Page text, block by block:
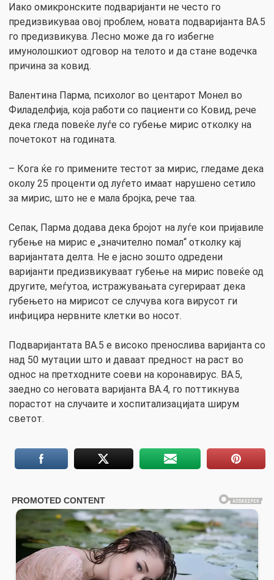
Иако омикронските подваријанти не често го
предизвикуваа овој проблем, новата подваријанта BA.5
го предизвикува. Лесно може да го избегне
имунолошкиот одговор на телото и да стане водечка
причина за ковид.
Валентина Парма, психолог во центарот Монел во
Филаделфија, која работи со пациенти со Ковид, рече
дека гледа повеќе луѓе со губење мирис отколку на
почетокот на годината.
– Кога ќе го примените тестот за мирис, гледаме дека
околу 25 проценти од луѓето имаат нарушено сетило
за мирис, што не е мала бројка, рече таа.
Сепак, Парма додава дека бројот на луѓе кои пријавиле
губење на мирис е „значително помал“ отколку кај
варијантата делта. Не е јасно зошто одредени
варијанти предизвикуваат губење на мирис повеќе од
другите, меѓутоа, истражувањата сугерираат дека
губењето на мирисот се случува кога вирусот ги
инфицира нервните клетки во носот.
Подваријантата BA.5 е високо пренослива варијанта со
над 50 мутации што и даваат предност на раст во
однос на претходните соеви на коронавирус. BA.5,
заедно со неговата варијанта BA.4, го поттикнува
порастот на случаите и хоспитализацијата ширум
светот.